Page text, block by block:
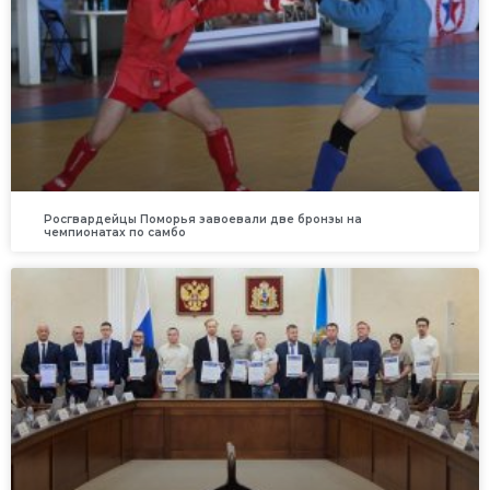
Росгвардейцы Поморья завоевали две бронзы на
чемпионатах по самбо